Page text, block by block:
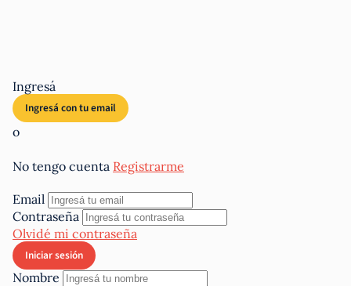
Ingresá
o
No tengo cuenta Registrarme
Email
Contraseña
Olvidé mi contraseña
Nombre